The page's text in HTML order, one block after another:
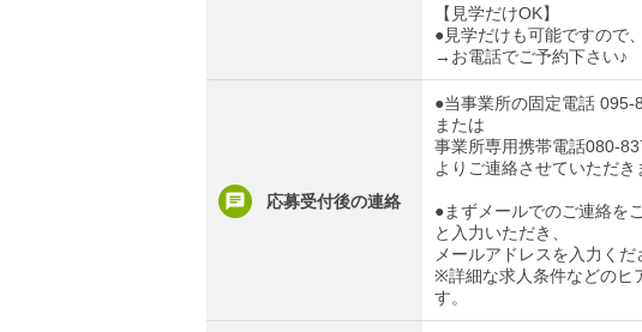
【見学だけOK】
●見学だけも可能ですので
→お電話でご予約下さい♪
応募受付後の連絡
●当事業所の固定電話 095-
または
事業所専用携帯電話080-
よりご連絡させていただき
●まずメールでのご連絡を
と入力いただき、
メールアドレスを入力くだ
※詳細な求人条件などのヒ
す。